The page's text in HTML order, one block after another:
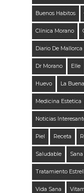
Buenos Habitos
Clínica Morano
Diario De Mallorca
Dr Morano Elle
Huevo La
Medicina Estetica
Noticias
Piel Receta
Saludable Sana
Tratamiento
Vida Sana